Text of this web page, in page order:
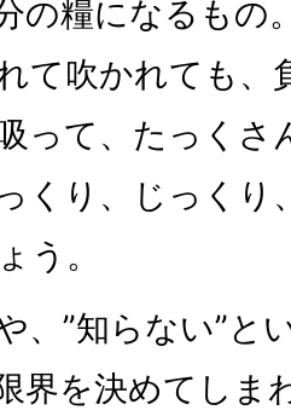
の糧になるもの
て吹かれても、
って、たっくさ
くり、じっくり
う。
、”知らない”と
界を決めてしま